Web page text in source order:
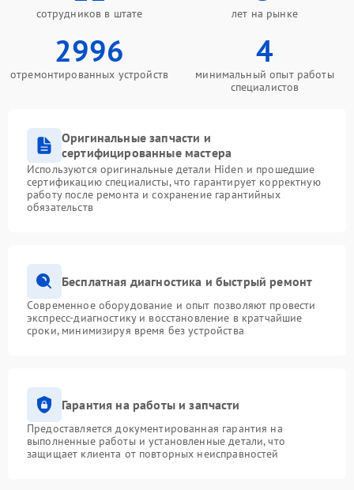
сотрудников в штате лет на рынке
2996
отремонтированных устройств
4
минимальный опыт работы
специалистов
Оригинальные запчасти и
сертифицированные мастера
Используются оригинальные детали Hiden и прошедшие
сертификацию специалисты, что гарантирует корректную
работу после ремонта и сохранение гарантийных
обязательств
Бесплатная диагностика и быстрый ремонт
Современное оборудование и опыт позволяют провести
экспресс-диагностику и восстановление в кратчайшие
сроки, минимизируя время без устройства
Гарантия на работы и запчасти
Предоставляется документированная гарантия на
выполненные работы и установленные детали, что
защищает клиента от повторных неисправностей